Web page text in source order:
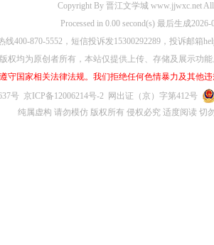
Copyright By 晋江文学城 www.jjwxc.net All
Processed in 0.00 second(s) 最后生成2026-
400-870-5552，短信投诉发15300292289，投诉邮箱
权均为原创者所有，本站仅提供上传、存储及展示功
守国家相关法律法规。我们拒绝任何色情暴力及其他
号 京ICP备12006214号-2 网出证（京）字第412号
纯属虚构 请勿模仿 版权所有 侵权必究 适度阅读 切